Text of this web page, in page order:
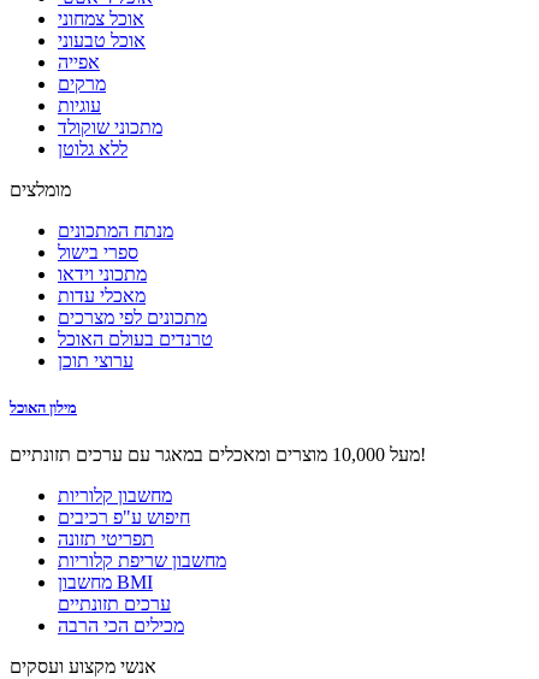
אוכל צמחוני
אוכל טבעוני
אפייה
מרקים
עוגיות
מתכוני שוקולד
ללא גלוטן
מומלצים
מנתח המתכונים
ספרי בישול
מתכוני וידאו
מאכלי עדות
מתכונים לפי מצרכים
טרנדים בעולם האוכל
ערוצי תוכן
מילון האוכל
מעל 10,000 מוצרים ומאכלים במאגר עם ערכים תזונתיים!
מחשבון קלוריות
חיפוש ע"פ רכיבים
תפריטי תזונה
מחשבון שריפת קלוריות
מחשבון BMI
ערכים תזונתיים
מכילים הכי הרבה
אנשי מקצוע ועסקים